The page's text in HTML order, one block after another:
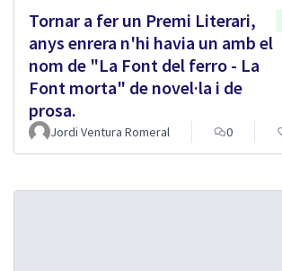
Tornar a fer un Premi Literari,
anys enrera n'hi havia un amb el
nom de "La Font del ferro - La
Font morta" de novel·la i de
prosa.
Jordi Ventura Romeral 0